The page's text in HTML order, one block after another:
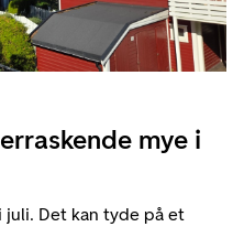
mye i
Det kan tyde på et